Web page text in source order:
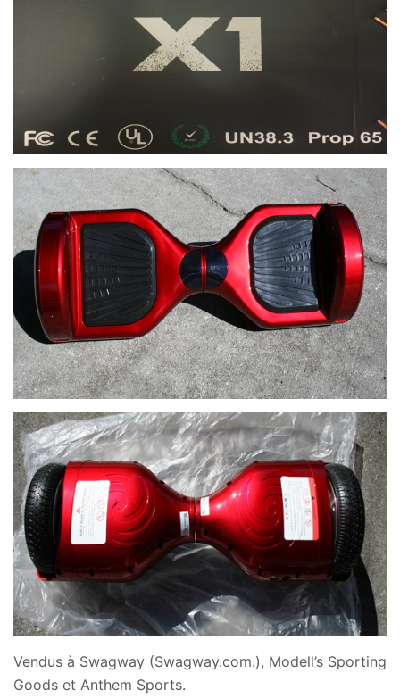
Vendus à Swagway (Swagway.com.), Modell’s Sporting
Goods et Anthem Sports.